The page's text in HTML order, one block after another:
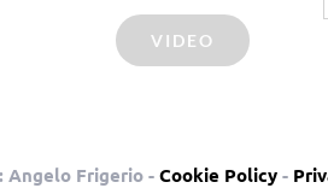
VIDEO
Angelo Frigerio - Cookie Policy-